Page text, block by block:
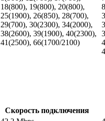
18(800), 19(800), 20(800),
25(1900), 26(850), 28(700),
29(700), 30(2300), 34(2000),
38(2600), 39(1900), 40(2300),
41(2500), 66(1700/2100)
Скорость подключения